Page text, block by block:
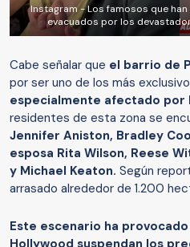
Instagram - Los famosos que
evacuados por los
Cabe señalar que el barrio de
por ser uno de los más
especialmente afectado por
residentes de esta zona se
Jennifer Aniston, Bradley
esposa Rita Wilson, Reese
y Michael Keaton. Según
arrasado alrededor de 1.200
Este escenario ha
Hollywood suspendan los